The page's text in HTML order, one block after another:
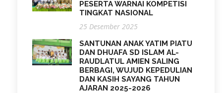
PESERTA WARNAI KOMPETISI
TINGKAT NASIONAL
25 Desember 2025
SANTUNAN ANAK YATIM PIATU
DAN DHUAFA SD ISLAM AL-
RAUDLATUL AMIEN SALING
BERBAGI, WUJUD KEPEDULIAN
DAN KASIH SAYANG TAHUN
AJARAN 2025-2026